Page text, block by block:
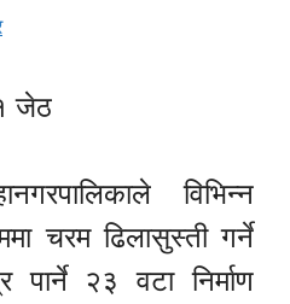
जेठ
विभिन्न
चरम ढिलासुस्ती गर्ने
२३ वटा निर्माण